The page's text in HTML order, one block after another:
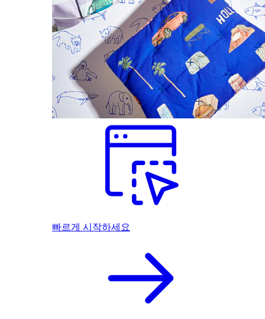
빠르게 시작하세요